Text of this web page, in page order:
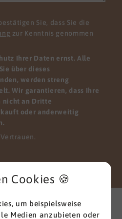
Sie, dass Sie die
zur Kenntnis genommen
Ihrer Daten ernst. Alle
über dieses
werden streng
Wir garantieren, dass Ihre
nicht an Dritte
oder anderweitig
Cookies 🍪
um beispielsweise
Medien anzubieten oder